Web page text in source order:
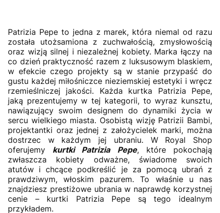
Patrizia Pepe to jedna z marek, która niemal od razu
została utożsamiona z zuchwałością, zmysłowością
oraz wizją silnej i niezależnej kobiety. Marka łączy na
co dzień praktyczność razem z luksusowym blaskiem,
w efekcie czego projekty są w stanie przypaść do
gustu każdej miłośniczce nieziemskiej estetyki i wręcz
rzemieślniczej jakości. Każda kurtka Patrizia Pepe,
jaką prezentujemy w tej kategorii, to wyraz kunsztu,
nawiązujący swoim designem do dynamiki życia w
sercu wielkiego miasta. Osobistą wizję Patrizii Bambi,
projektantki oraz jednej z założycielek marki, można
dostrzec w każdym jej ubraniu. W Royal Shop
oferujemy kurtki Patrizia Pepe, które pokochają
zwłaszcza kobiety odważne, świadome swoich
atutów i chcące podkreślić je za pomocą ubrań z
prawdziwym, włoskim pazurem. To właśnie u nas
znajdziesz prestiżowe ubrania w naprawdę korzystnej
cenie – kurtki Patrizia Pepe są tego idealnym
przykładem.